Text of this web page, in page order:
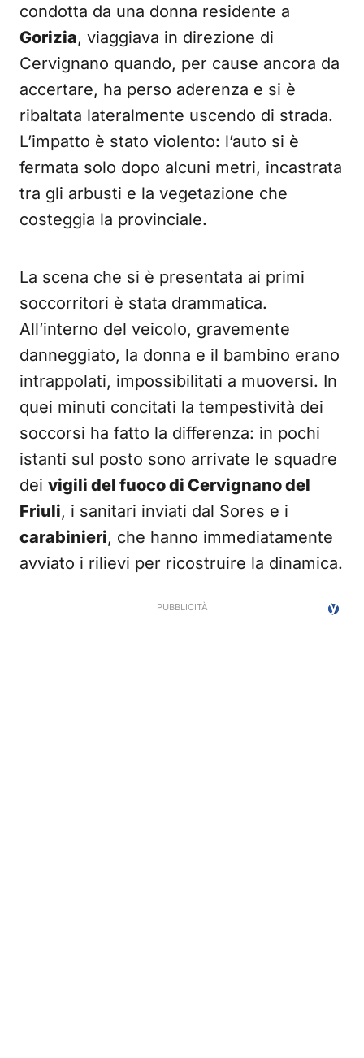
condotta da una donna residente a
Gorizia, viaggiava in direzione di
Cervignano quando, per cause ancora da
accertare, ha perso aderenza e si è
ribaltata lateralmente uscendo di strada.
L’impatto è stato violento: l’auto si è
fermata solo dopo alcuni metri, incastrata
tra gli arbusti e la vegetazione che
costeggia la provinciale.
La scena che si è presentata ai primi
soccorritori è stata drammatica.
All’interno del veicolo, gravemente
danneggiato, la donna e il bambino erano
intrappolati, impossibilitati a muoversi. In
quei minuti concitati la tempestività dei
soccorsi ha fatto la differenza: in pochi
istanti sul posto sono arrivate le squadre
dei vigili del fuoco di Cervignano del
Friuli, i sanitari inviati dal Sores e i
carabinieri, che hanno immediatamente
avviato i rilievi per ricostruire la dinamica.